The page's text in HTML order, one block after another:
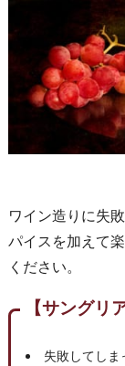
ワイン造りに失
パイスを加えて
ください。
【サングリ
失敗してしま